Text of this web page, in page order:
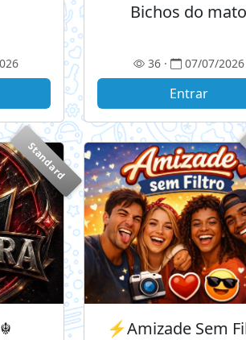
Bichos do mato
36 · 07/07/2026
Entrar
Standard
⚡Amizade Sem